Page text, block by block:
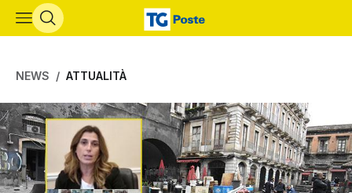
Vai al contenuto principale
NEWS ATTUALITÀ